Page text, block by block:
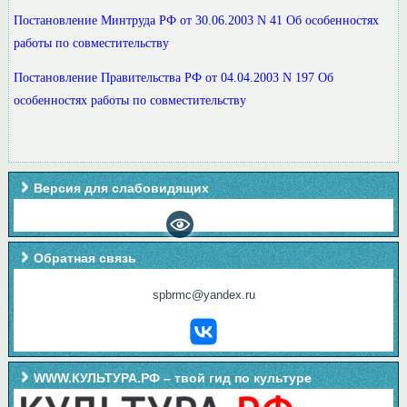
Постановление Минтруда РФ от 30.06.2003 N 41 Об особенностях
работы по совместительству
Постановление Правительства РФ от 04.04.2003 N 197 Об
особенностях работы по совместительству
Версия для слабовидящих
Обратная связь
spbrmc@yandex.ru
WWW.КУЛЬТУРА.РФ – твой гид по культуре